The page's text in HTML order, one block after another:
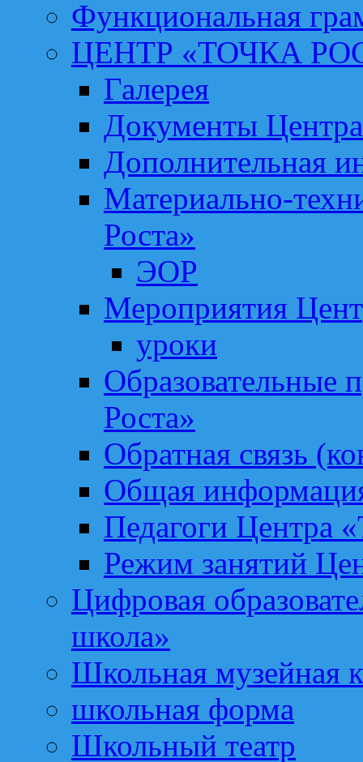
Функциональная
ЦЕНТР «ТОЧКА
Галерея
Документы
Дополнительная
Материально-
Роста»
ЭОР
Мероприятия
уроки
Образовательные
Роста»
Обратная связь
Общая
Педагоги Центра
Режим занятий
Цифровая
школа»
Школьная музейная
школьная форма
Школьный театр